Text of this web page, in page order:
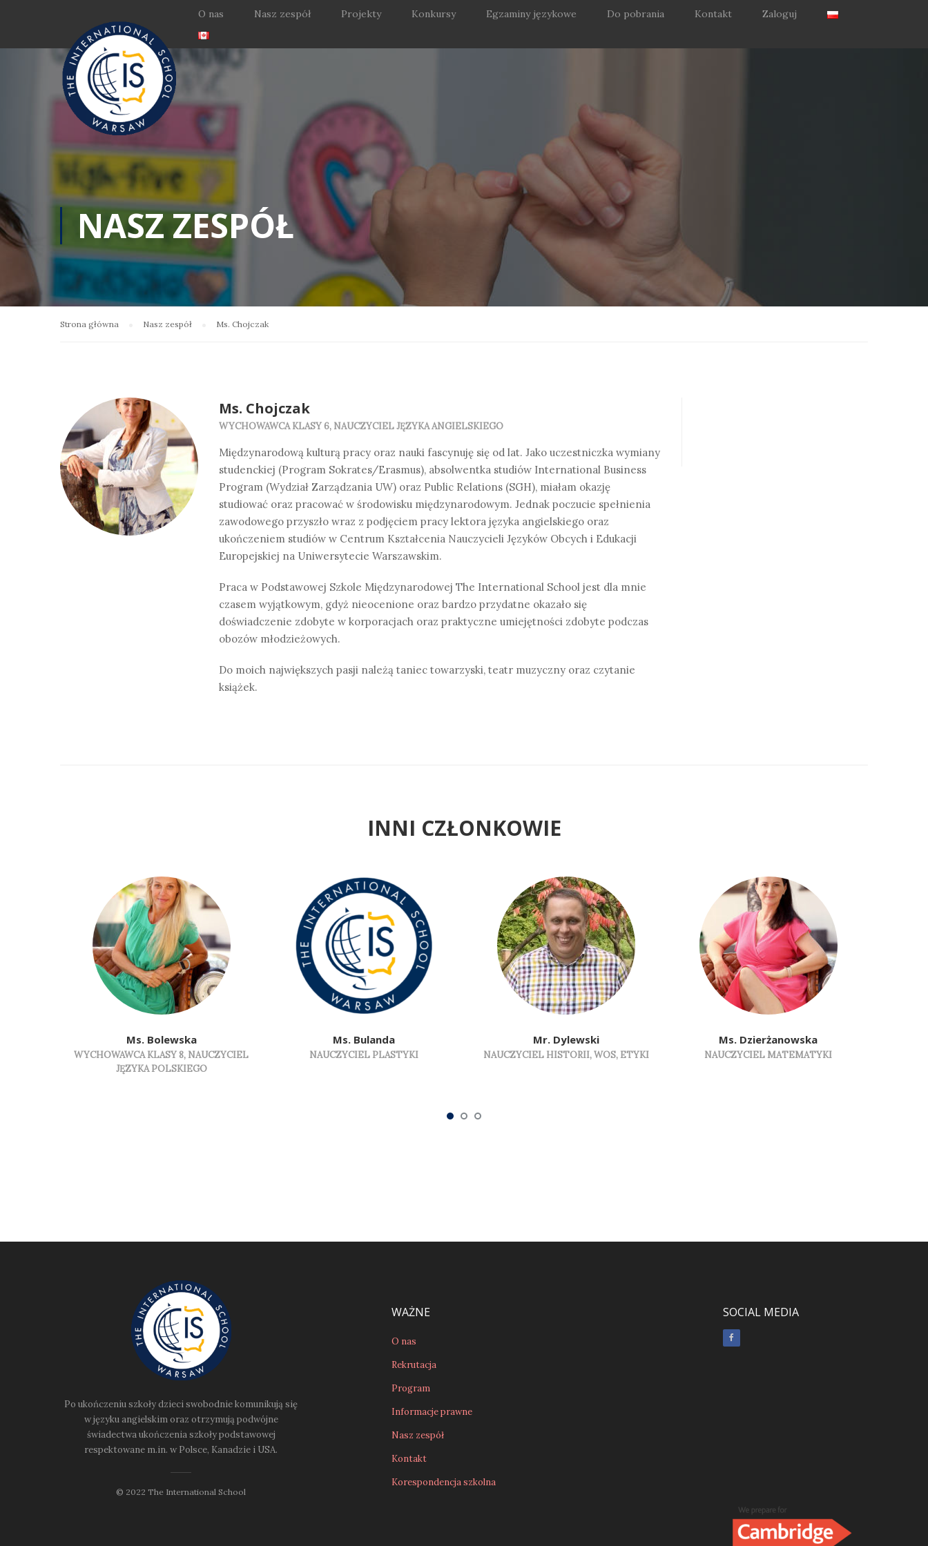
O nas Nasz zespół Projekty Konkursy Egzaminy językowe Do pobrania Kontakt Zaloguj
NASZ ZESPÓŁ
Strona główna Nasz zespół Ms. Chojczak
Ms. Chojczak
WYCHOWAWCA KLASY 6, NAUCZYCIEL JĘZYKA ANGIELSKIEGO
Międzynarodową kulturą pracy oraz nauki fascynuję się od lat. Jako uczestniczka wymiany
studenckiej (Program Sokrates/Erasmus), absolwentka studiów International Business
Program (Wydział Zarządzania UW) oraz Public Relations (SGH), miałam okazję
studiować oraz pracować w środowisku międzynarodowym. Jednak poczucie spełnienia
zawodowego przyszło wraz z podjęciem pracy lektora języka angielskiego oraz
ukończeniem studiów w Centrum Kształcenia Nauczycieli Języków Obcych i Edukacji
Europejskiej na Uniwersytecie Warszawskim.
Praca w Podstawowej Szkole Międzynarodowej The International School jest dla mnie
czasem wyjątkowym, gdyż nieocenione oraz bardzo przydatne okazało się
doświadczenie zdobyte w korporacjach oraz praktyczne umiejętności zdobyte podczas
obozów młodzieżowych.
Do moich największych pasji należą taniec towarzyski, teatr muzyczny oraz czytanie
książek.
INNI CZŁONKOWIE
Ms. Bolewska
WYCHOWAWCA KLASY 8, NAUCZYCIEL
JĘZYKA POLSKIEGO
Ms. Bulanda
NAUCZYCIEL PLASTYKI
Mr. Dylewski
NAUCZYCIEL HISTORII, WOS, ETYKI
Ms. Dzierżanowska
NAUCZYCIEL MATEMATYKI
Po ukończeniu szkoły dzieci swobodnie komunikują się
w języku angielskim oraz otrzymują podwójne
świadectwa ukończenia szkoły podstawowej
respektowane m.in. w Polsce, Kanadzie i USA.
© 2022 The International School
WAŻNE
O nas
Rekrutacja
Program
Informacje prawne
Nasz zespół
Kontakt
Korespondencja szkolna
SOCIAL MEDIA